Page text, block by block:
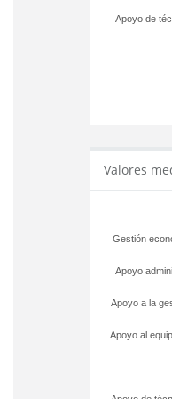
Apoyo de
Valores
Apoyo al
Apoyo a la
Apoyo
Gestión